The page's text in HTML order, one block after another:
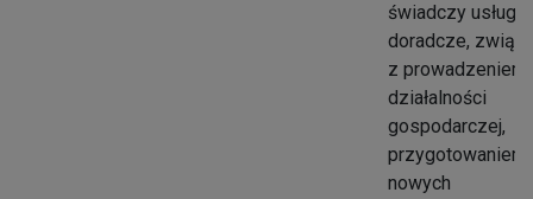
świadczy usługi
doradcze,
z prowadzeniem
działalności
gospodarczej,
przygotowaniem
nowych